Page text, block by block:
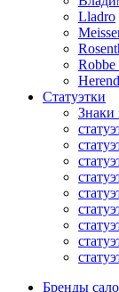
Lladro
Herend
Статуэтки
Знаки
Бренды